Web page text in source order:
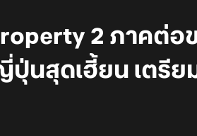
2 ภาคต่
นสุดเฮี้ยน เตรีย